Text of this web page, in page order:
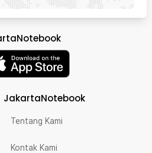
JakartaNotebook
Tentang Kami
Kontak Kami